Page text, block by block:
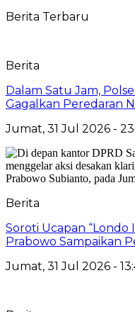
Berita Terbaru
Berita
Dalam Satu Jam,
Gagalkan Peredaran
Jumat, 31 Jul 2026 -
Berita
Soroti Ucapan “Londo
Prabowo Sampaikan
Jumat, 31 Jul 2026 -